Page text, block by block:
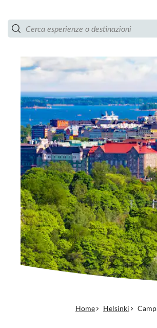
Home Helsinki